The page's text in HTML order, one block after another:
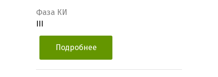
Фаза КИ
Подробнее